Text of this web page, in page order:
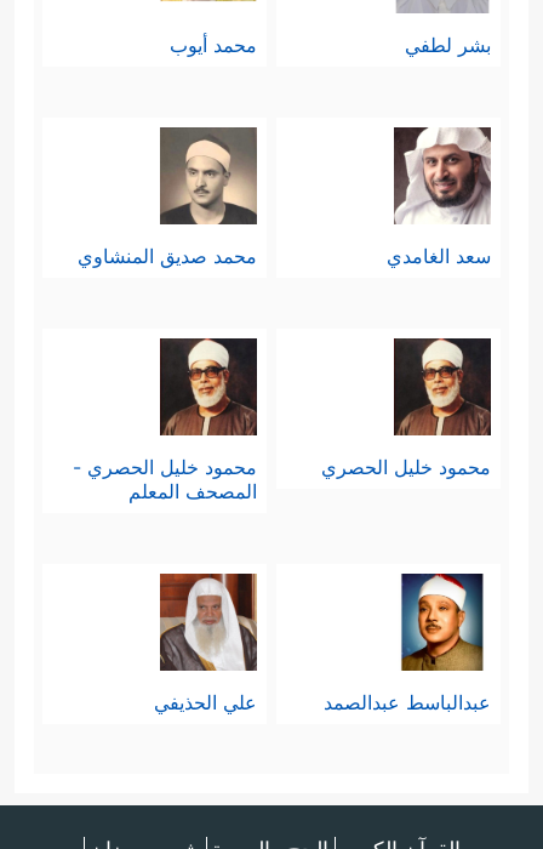
بشر لطفي محمد أيوب
سعد الغامدي محمد صديق المنشاوي
محمود خليل الحصري
محمود خليل الحصري -
المصحف المعلم
عبدالباسط عبدالصمد علي الحذيفي